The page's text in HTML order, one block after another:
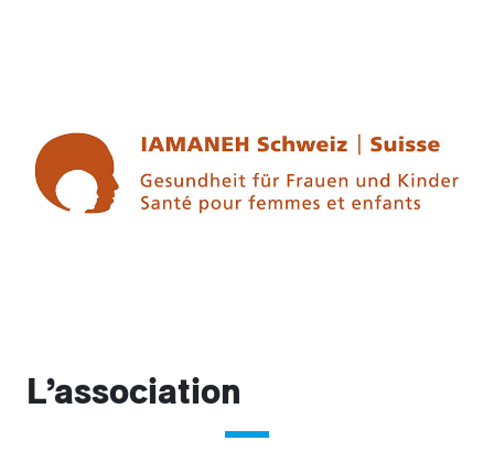
L’association